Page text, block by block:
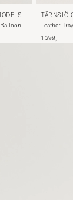
TÄRNSJÖ
Leather
1 299,-